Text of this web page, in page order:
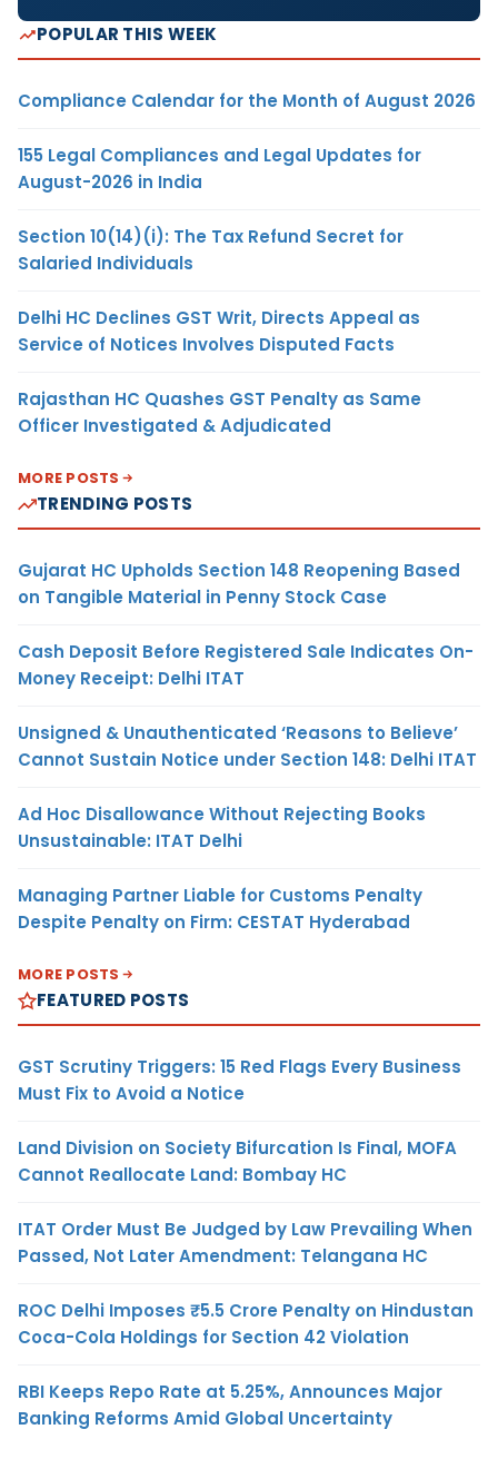
POPULAR THIS WEEK
Compliance Calendar for the Month of August 2026
155 Legal Compliances and Legal Updates for
August-2026 in India
Section 10(14)(i): The Tax Refund Secret for
Salaried Individuals
Delhi HC Declines GST Writ, Directs Appeal as
Service of Notices Involves Disputed Facts
Rajasthan HC Quashes GST Penalty as Same
Officer Investigated & Adjudicated
MORE POSTS
TRENDING POSTS
Gujarat HC Upholds Section 148 Reopening Based
on Tangible Material in Penny Stock Case
Cash Deposit Before Registered Sale Indicates On-
Money Receipt: Delhi ITAT
Unsigned & Unauthenticated ‘Reasons to Believe’
Cannot Sustain Notice under Section 148: Delhi ITAT
Ad Hoc Disallowance Without Rejecting Books
Unsustainable: ITAT Delhi
Managing Partner Liable for Customs Penalty
Despite Penalty on Firm: CESTAT Hyderabad
MORE POSTS
FEATURED POSTS
GST Scrutiny Triggers: 15 Red Flags Every Business
Must Fix to Avoid a Notice
Land Division on Society Bifurcation Is Final, MOFA
Cannot Reallocate Land: Bombay HC
ITAT Order Must Be Judged by Law Prevailing When
Passed, Not Later Amendment: Telangana HC
ROC Delhi Imposes ₹5.5 Crore Penalty on Hindustan
Coca-Cola Holdings for Section 42 Violation
RBI Keeps Repo Rate at 5.25%, Announces Major
Banking Reforms Amid Global Uncertainty